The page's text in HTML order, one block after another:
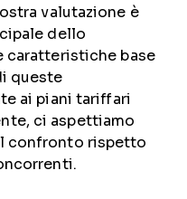
valutazione è
dello
caratteristiche base
queste
ai piani tariffari
ci aspettiamo
confronto rispetto